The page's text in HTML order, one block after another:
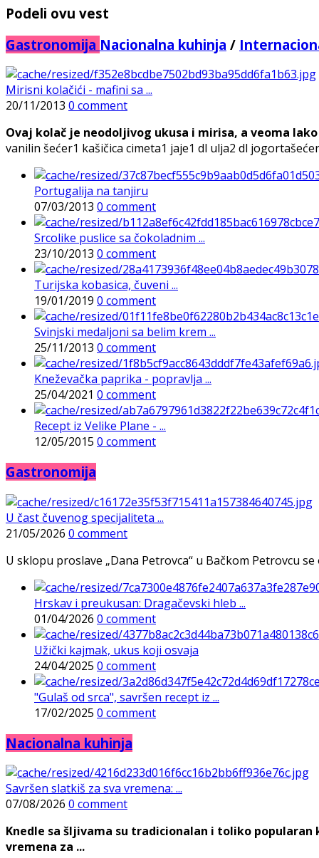
Podeli ovu vest
Gastronomija Nacionalna kuhinja /
Mirisni kolačići - mafini sa ...
20/11/2013 0 comment
Ovaj kolač je neodoljivog ukusa i mirisa, a veoma
vanilin šećer1 kašičica cimeta1 jaje1 dl ulja2 dl
Portugalija na tanjiru
07/03/2013 0 comment
Srcolike puslice sa čokoladnim ...
23/10/2013 0 comment
Turijska kobasica, čuveni ...
19/01/2019 0 comment
Svinjski medaljoni sa belim krem ...
25/11/2013 0 comment
Kneževačka paprika - popravlja ...
25/04/2021 0 comment
Recept iz Velike Plane - ...
12/05/2015 0 comment
Gastronomija
U čast čuvenog specijaliteta ...
21/05/2026 0 comment
U sklopu proslave „Dana Petrovca“ u Bačkom Petrovcu
Hrskav i preukusan: Dragačevski hleb ...
01/04/2026 0 comment
Užički kajmak, ukus koji osvaja
24/04/2025 0 comment
"Gulaš od srca", savršen recept iz ...
17/02/2025 0 comment
Nacionalna kuhinja
Savršen slatkiš za sva vremena: ...
07/08/2026 0 comment
Knedle sa šljivama su tradicionalan i toliko
vremena za ...